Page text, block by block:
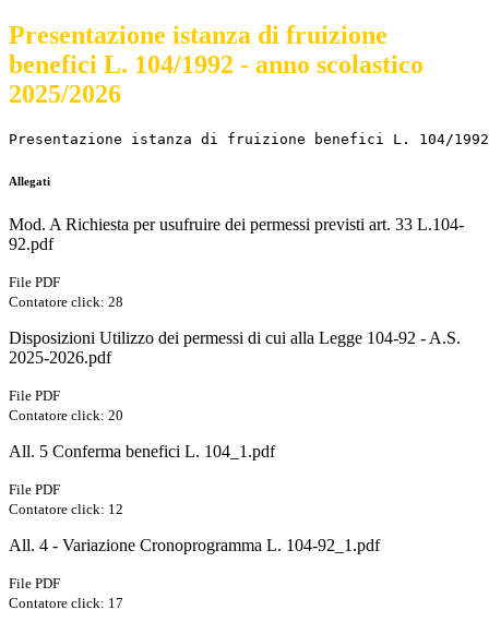
Presentazione istanza di fruizione
benefici L. 104/1992 - anno scolastico
2025/2026
Presentazione istanza di fruizione benefici L. 104/
Allegati
Mod. A Richiesta per usufruire dei permessi previsti art. 33 L.104-
92.pdf
File PDF
Contatore click: 28
Disposizioni Utilizzo dei permessi di cui alla Legge 104-92 - A.S.
2025-2026.pdf
File PDF
Contatore click: 20
All. 5 Conferma benefici L. 104_1.pdf
File PDF
Contatore click: 12
All. 4 - Variazione Cronoprogramma L. 104-92_1.pdf
File PDF
Contatore click: 17